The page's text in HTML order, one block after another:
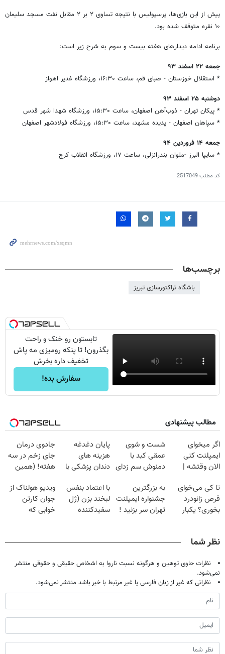
پیش از این بازی‌ها، پرسپولیس با نتیجه تساوی ۲ بر ۲ مقابل نفت مسجد سلیمان
۱۰ نفره متوقف شده بود.
برنامه ادامه دیدارهای هفته بیست و سوم به شرح زیر است:
جمعه ۲۲ اسفند ۹۳
* استقلال خوزستان - صبای قم، ساعت ۱۶:۳۰، ورزشگاه غدیر اهواز
دوشنبه ۲۵ اسفند ۹۳
* پیکان تهران - ذوب‌آهن اصفهان، ساعت ۱۵:۳۰، ورزشگاه شهدا شهر قدس
* سپاهان اصفهان - پدیده مشهد، ساعت ۱۵:۳۰، ورزشگاه فولادشهر اصفهان
جمعه ۱۴ فروردین ۹۴
* سایپا البرز -ملوان بندرانزلی، ساعت ۱۷، ورزشگاه انقلاب کرج
کد مطلب2517049
برچسب‌ها
باشگاه تراکتورسازی تبریز
تابستون رو خنک و راحت
بگذرون! تا پنکه رومیزی مه پاش
تخفیف داره بخرش
سفارش بده!
مطالب پیشنهادی
اگر میخوای
ایمپلنت کنی
الان وقتشه |
میلیون تومان!!!
شست و شوی
عمقی کبد با
دمنوش سم زدای
پایان دغدغه
هزینه های
دندان پزشکی با
خانگی
جادوی درمان
جای زخم در سه
هفته! (همین
صحبت کنید)
تا کی می‌خوای
قرص زانودرد
بخوری؟ یکبار
به بزرگترین
جشنواره ایمپلنت
تهران سر بزنید !
با اعتماد بنفس
لبخند بزن (ژل
سفیدکننده
ویدیو هولناک از
جوان کارتن
خوابی که
نظر شما
نظرات حاوی توهین و هرگونه نسبت ناروا به اشخاص حقیقی و حقوقی منتشر
نمی‌شود.
نظراتی که غیر از زبان فارسی یا غیر مرتبط با خبر باشد منتشر نمی‌شود.